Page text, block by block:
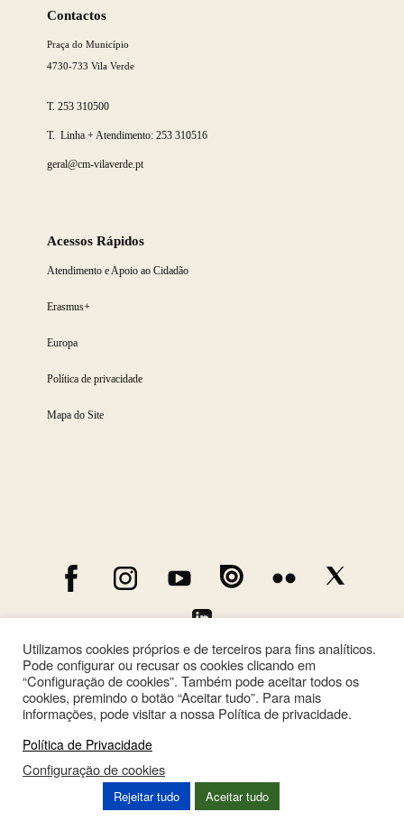
Contactos
Praça do Município
4730-733 Vila Verde
T.253 310500
T. Linha + Atendimento: 253 310516
geral@cm-vilaverde.pt
Acessos Rápidos
Atendimento e Apoio ao Cidadão
Erasmus+
Europa
Política de privacidade
Mapa do Site
Utilizamos cookies próprios e de terceiros para fins analíticos.
Pode configurar ou recusar os cookies clicando em
“Configuração de cookies”. Também pode aceitar todos os
cookies, premindo o botão “Aceitar tudo”. Para mais
informações, pode visitar a nossa Política de privacidade.
Política de Privacidade
Configuração de cookies
Rejeitar tudo Aceitar tudo
This site is registered onwpml.orgas a development site. Switch to a production
site key toremove this banner.